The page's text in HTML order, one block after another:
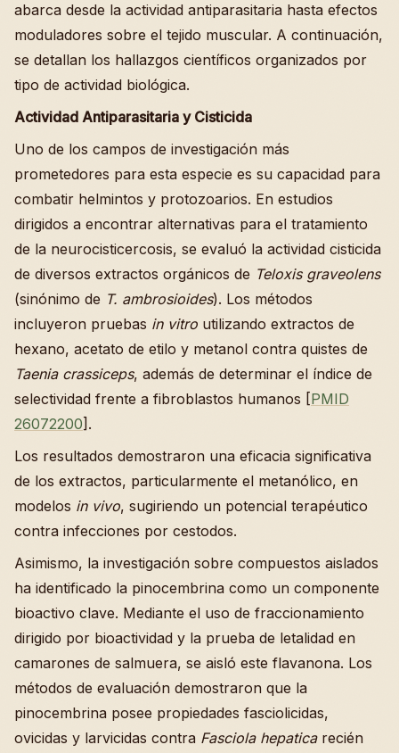
abarca desde la actividad antiparasitaria hasta efectos
moduladores sobre el tejido muscular. A continuación,
se detallan los hallazgos científicos organizados por
tipo de actividad biológica.
Actividad Antiparasitaria y Cisticida
Uno de los campos de investigación más
prometedores para esta especie es su capacidad para
combatir helmintos y protozoarios. En estudios
dirigidos a encontrar alternativas para el tratamiento
de la neurocisticercosis, se evaluó la actividad cisticida
de diversos extractos orgánicos de Teloxis graveolens
(sinónimo de T. ambrosioides). Los métodos
incluyeron pruebas in vitro utilizando extractos de
hexano, acetato de etilo y metanol contra quistes de
Taenia crassiceps, además de determinar el índice de
selectividad frente a fibroblastos humanos [PMID
26072200].
Los resultados demostraron una eficacia significativa
de los extractos, particularmente el metanólico, en
modelos in vivo, sugiriendo un potencial terapéutico
contra infecciones por cestodos.
Asimismo, la investigación sobre compuestos aislados
ha identificado la pinocembrina como un componente
bioactivo clave. Mediante el uso de fraccionamiento
dirigido por bioactividad y la prueba de letalidad en
camarones de salmuera, se aisló este flavanona. Los
métodos de evaluación demostraron que la
pinocembrina posee propiedades fasciolicidas,
ovicidas y larvicidas contra Fasciola hepaticarecién